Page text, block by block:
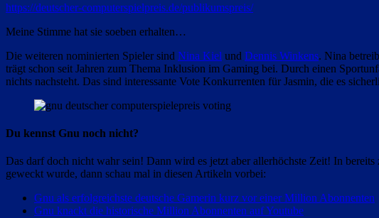
https://deutscher-computerspielpreis.de/publikumspreis/
Meine Stimme hat sie soeben erhalten…
Die weiteren nominierten Spieler sind Nina Kiel und Dennis Winkens. Nina
trägt schon seit Jahren zum Thema Inklusion im Gaming bei. Durch einen
nichts nachsteht. Das sind interessante Vote Konkurrenten für Jasmin, die es
Du kennst Gnu noch nicht?
Das darf doch nicht wahr sein! Dann wird es jetzt aber allerhöchste Zeit! In
geweckt wurde, dann schau mal in diesen Artikeln vorbei:
Gnu als erfolgreichste deutsche Gamerin kurz vor einer Million Abonnenten
Gnu knackt die historische Million Abonnenten auf Youtube